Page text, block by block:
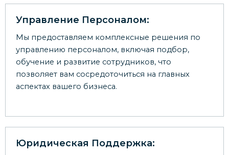
Управление Персоналом:
Мы предоставляем комплексные решения по
управлению персоналом, включая подбор,
обучение и развитие сотрудников, что
позволяет вам сосредоточиться на главных
аспектах вашего бизнеса.
Юридическая Поддержка: